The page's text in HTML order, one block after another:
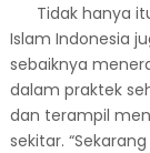
Tidak hanya
Islam Indonesia
sebaiknya
dalam praktek
dan terampil
sekitar.